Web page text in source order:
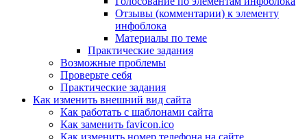
Отзывы (комментарии) к элементу
инфоблока
Материалы по теме
Практические задания
Возможные проблемы
Проверьте себя
Практические задания
Как изменить внешний вид сайта
Как работать с шаблонами сайта
Как заменить favicon.ico
Как изменить номер телефона на сайте